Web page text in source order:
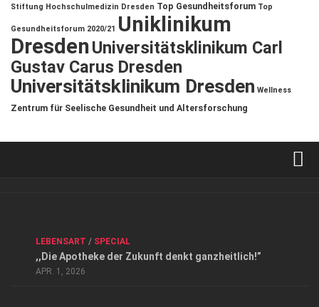
Stiftung Hochschulmedizin Dresden Top Gesundheitsforum Top
Gesundheitsforum 2020/21 Uniklinikum
DresdenUniversitätsklinikum Carl
Gustav Carus Dresden
Universitätsklinikum Dresden Wellness
Zentrum für Seelische Gesundheit und Altersforschung
Datenschutzerklärung
Top Magazin Dresden / Ostsachsen
LEBENSART / SPECIAL
,,Die Apotheke der Zukunft denkt ganzheitlich!”
APR. 1, 2026